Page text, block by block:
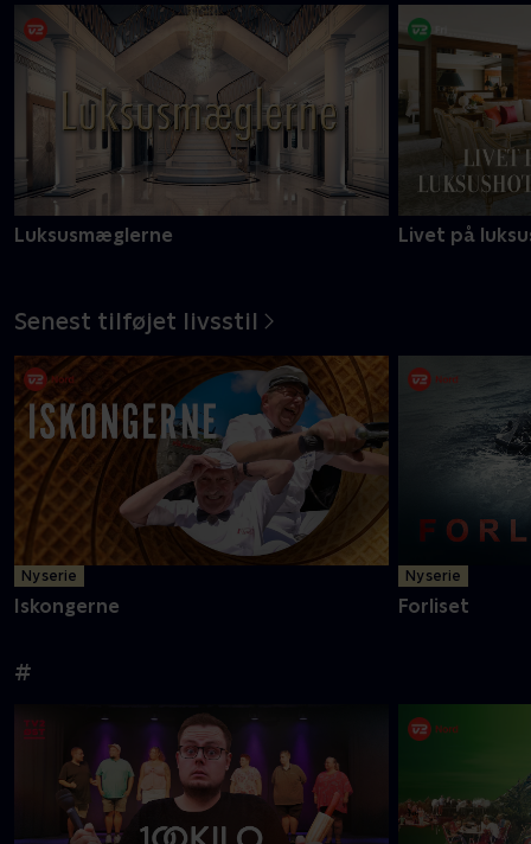
Luksusmæglerne Livet på
Senest tilføjet livsstil
Ny serie
Iskongerne
Ny serie
Forliset
#